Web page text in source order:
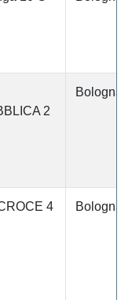
2
Bologna
4 Bologna